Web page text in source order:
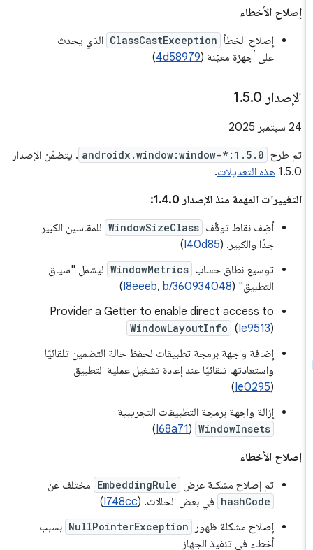
إصلاح الأخطاء
إصلاح الخطأ ClassCastException الذي يحدث
على أجهزة معيّنة (4d58979
)
الإصدار 1 .5.0
‫24 سبتمبر 2025
تم طرح androidx.window:window-*:1.5.0 . يتضمّن الإصدار
1.5.0 هذه التعديلات.
التغييرات المهمة منذ الإصدار 1.4.0:
أضِف نقاط توقّف WindowSizeClass للمقاسين الكبير
جدًا والكبير. (I40d85
)
توسيع نطاق حساب WindowMetrics ليشمل "سياق
التطبيق" (
I8eeeb،b/360934048
)
Provider a Getter to enable direct access to
WindowLayoutInfo (Ie9513
إضافة واجهة برمجة تطبيقات لحفظ حالة التضمين تلقائيًا
واستعادتها تلقائيًا عند إعادة تشغيل عملية التطبيق
Ie0295
)
إزالة واجهة برمجة التطبيقات التجريبية
WindowInsets
(
I68a71
)
إصلاح الأخطاء
تم إصلاح مشكلة عرض EmbeddingRule مختلف عن
hashCode في بعض الحالات. (I748cc
)
إصلاح مشكلة ظهور
NullPointerException بسبب
أخطاء في تنفيذ الجهاز